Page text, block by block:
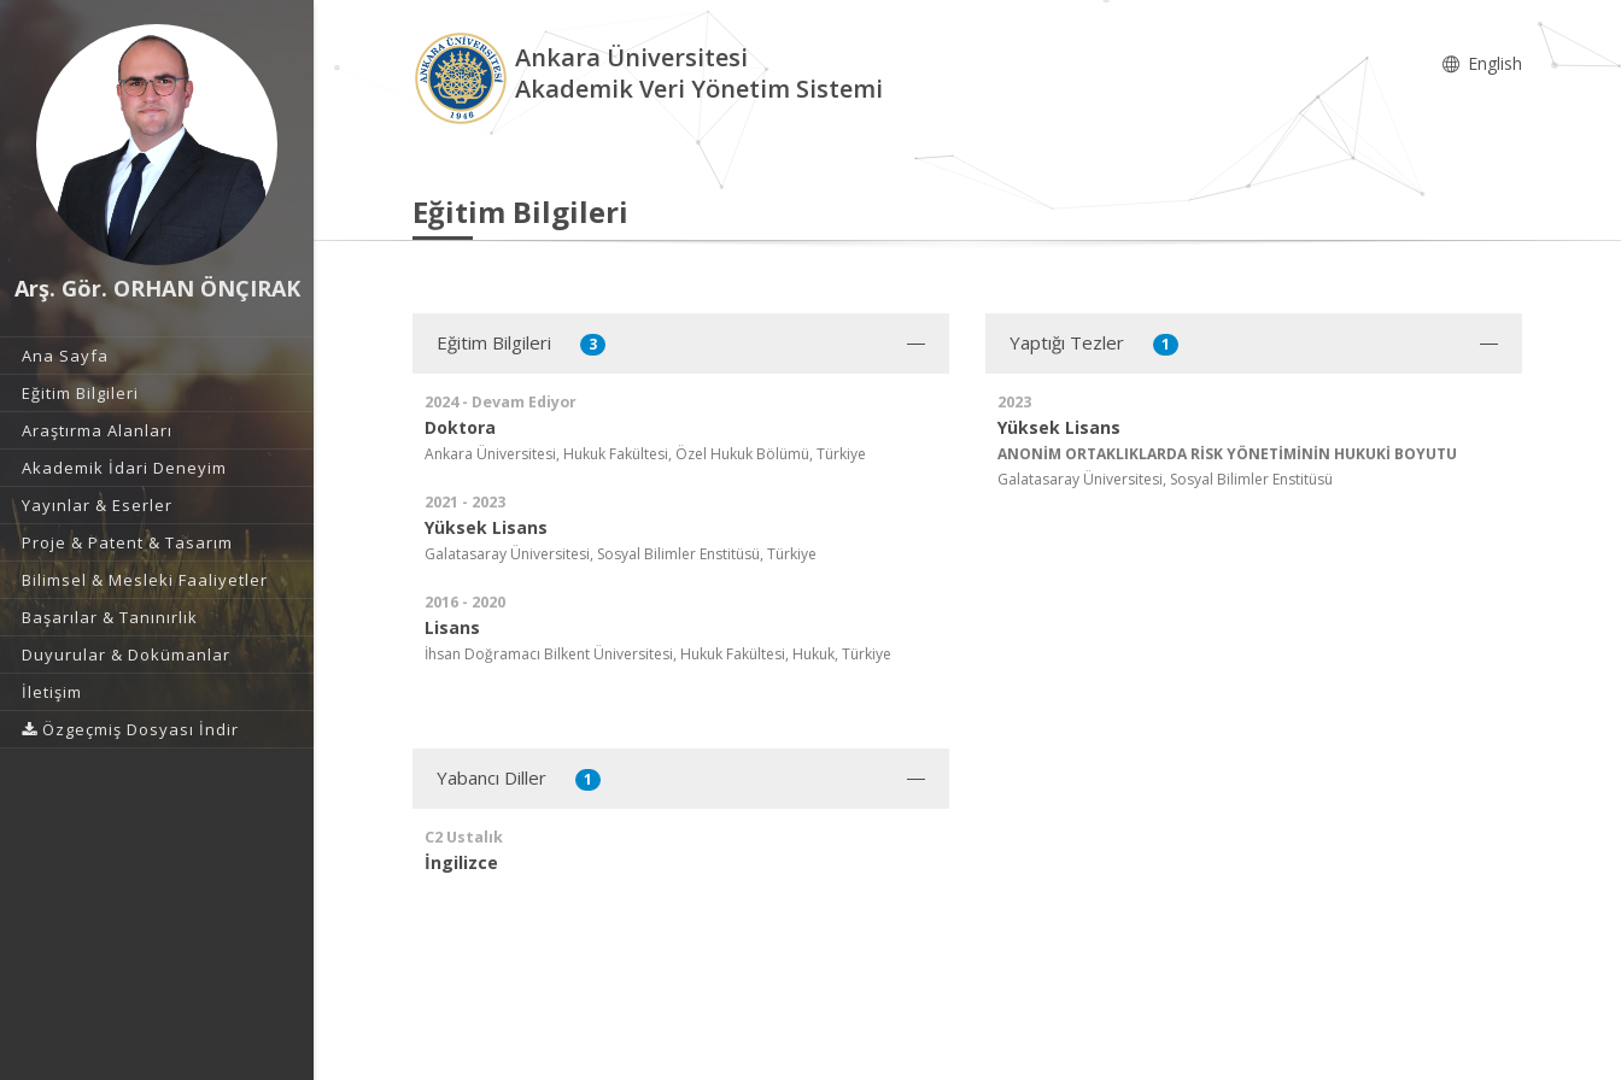
Arş. Gör. ORHAN ÖNÇIRAK
Ana Sayfa
Eğitim Bilgileri
Araştırma Alanları
Akademik İdari Deneyim
Yayınlar & Eserler
Proje & Patent & Tasarım
Bilimsel & Mesleki Faaliyetler
Başarılar & Tanınırlık
Duyurular & Dokümanlar
İletişim
Özgeçmiş Dosyası İndir
Ankara Üniversitesi
Akademik Veri Yönetim Sistemi
English
Eğitim Bilgileri
Eğitim Bilgileri 3
2024 - Devam Ediyor
Doktora
Ankara Üniversitesi, Hukuk Fakültesi, Özel Hukuk Bölümü, Türkiye
2021 - 2023
Yüksek Lisans
Galatasaray Üniversitesi, Sosyal Bilimler Enstitüsü, Türkiye
2016 - 2020
Lisans
İhsan Doğramacı Bilkent Üniversitesi, Hukuk Fakültesi, Hukuk, Türkiye
Yaptığı Tezler 1
2023
Yüksek Lisans
ANONİM ORTAKLIKLARDA RİSK YÖNETİMİNİN HUKUKİ BOYUTU
Galatasaray Üniversitesi, Sosyal Bilimler Enstitüsü
Yabancı Diller 1
C2 Ustalık
İngilizce